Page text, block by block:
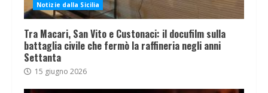
Notizie dalla Sicilia
Tra Macari, San Vito e Custonaci: il docufilm sulla
battaglia civile che fermò la raffineria negli anni
Settanta
15 giugno 2026